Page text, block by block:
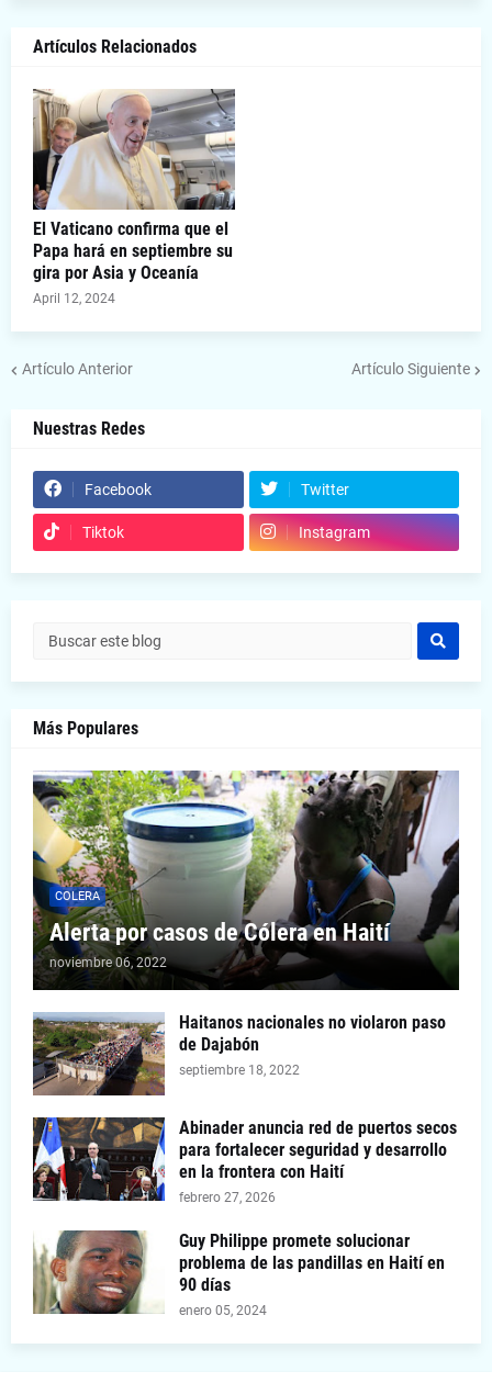
Artículos Relacionados
El Vaticano confirma que el
Papa hará en septiembre su
gira por Asia y Oceanía
April 12, 2024
Artículo Anterior Artículo Siguiente
Nuestras Redes
Facebook Twitter
Tiktok Instagram
Más Populares
COLERA
Alerta por casos de Cólera en Haití
noviembre 06, 2022
Haitanos nacionales no violaron paso
de Dajabón
septiembre 18, 2022
Abinader anuncia red de puertos secos
para fortalecer seguridad y desarrollo
en la frontera con Haití
febrero 27, 2026
Guy Philippe promete solucionar
problema de las pandillas en Haití en
90 días
enero 05, 2024